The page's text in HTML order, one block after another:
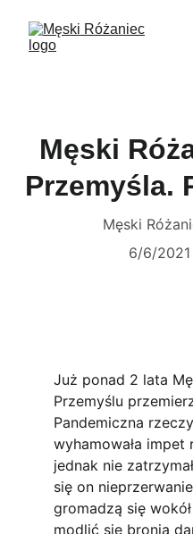
Męski
Przemyśla.
Męski
6/6/2021
Już ponad 2 lata
Przemyślu
Pandemiczna
wyhamowała impet
jednak nie
się on
gromadzą się
modlić się bronią